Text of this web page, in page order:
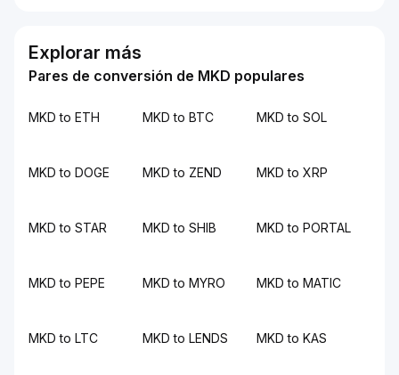
Explorar más
Pares de conversión de MKD populares
MKD to ETH MKD to BTC MKD to SOL
MKD to DOGE MKD to ZEND MKD to XRP
MKD to STAR MKD to SHIB MKD to PORTAL
MKD to PEPE MKD to MYRO MKD to MATIC
MKD to LTC MKD to LENDS MKD to KAS